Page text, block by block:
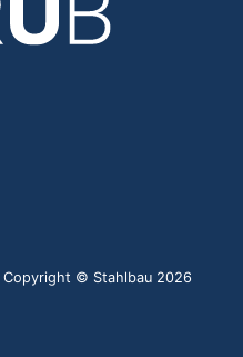
Copyright © Stahlbau 2026